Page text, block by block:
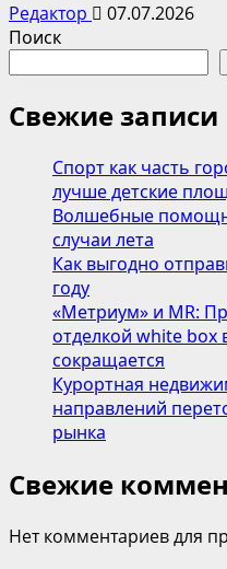
Редактор
07.07.2026
Поиск
Свежие записи
Спорт как часть
лучше детские
Волшебные
случаи лета
Как выгодно
году
«Метриум» и MR:
отделкой white box
сокращается
Курортная
направлений
рынка
Свежие
Нет комментариев для